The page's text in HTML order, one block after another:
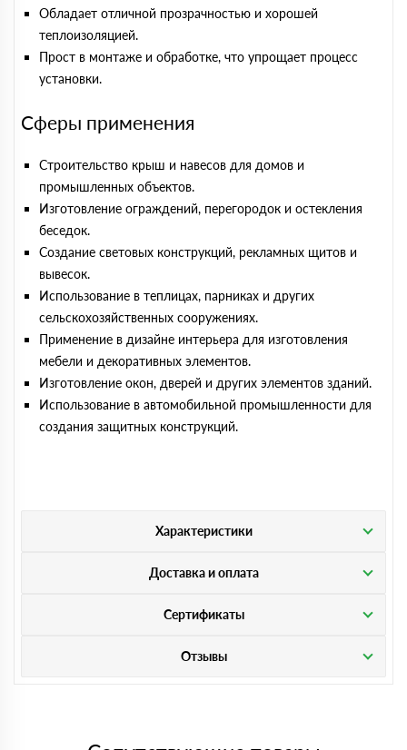
Обладает отличной прозрачностью и хорошей
теплоизоляцией.
Прост в монтаже и обработке, что упрощает процесс
установки.
Сферы применения
Строительство крыш и навесов для домов и
промышленных объектов.
Изготовление ограждений, перегородок и остекления
беседок.
Создание световых конструкций, рекламных щитов и
вывесок.
Использование в теплицах, парниках и других
сельскохозяйственных сооружениях.
Применение в дизайне интерьера для изготовления
мебели и декоративных элементов.
Изготовление окон, дверей и других элементов зданий.
Использование в автомобильной промышленности для
создания защитных конструкций.
Характеристики
Доставка и оплата
Сертификаты
Отзывы